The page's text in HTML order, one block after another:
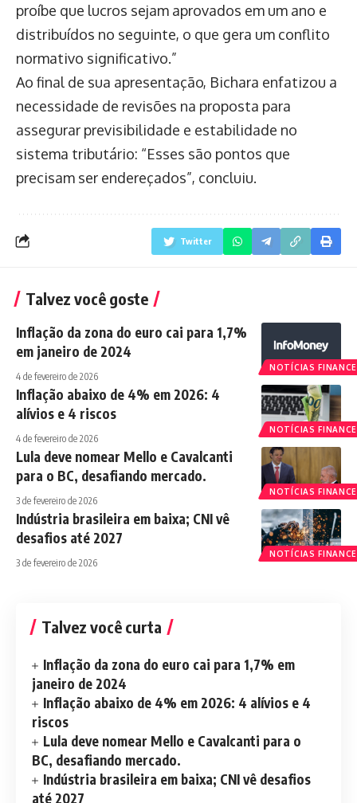
proíbe que lucros sejam aprovados em um ano e
distribuídos no seguinte, o que gera um conflito
normativo significativo.”
Ao final de sua apresentação, Bichara enfatizou a
necessidade de revisões na proposta para
assegurar previsibilidade e estabilidade no
sistema tributário: “Esses são pontos que
precisam ser endereçados”, concluiu.
Twitter
Talvez você goste
NOTÍCIAS
Inflação da zona do euro cai para 1,7%
em janeiro de 2024
4 de fevereiro de 2026
NOTÍCIAS
Inflação abaixo de 4% em 2026: 4
alívios e 4 riscos
4 de fevereiro de 2026
NOTÍCIAS
Lula deve nomear Mello e Cavalcanti
para o BC, desafiando mercado.
3 de fevereiro de 2026
NOTÍCIAS
Indústria brasileira em baixa; CNI vê
desafios até 2027
3 de fevereiro de 2026
Talvez você curta
Inflação da zona do euro cai para 1,7% em
janeiro de 2024
Inflação abaixo de 4% em 2026: 4 alívios e 4
riscos
Lula deve nomear Mello e Cavalcanti para o
BC, desafiando mercado.
Indústria brasileira em baixa; CNI vê desafios
até 2027